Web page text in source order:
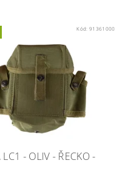
Kód: 91361000
- OLIV - ŘECKO -